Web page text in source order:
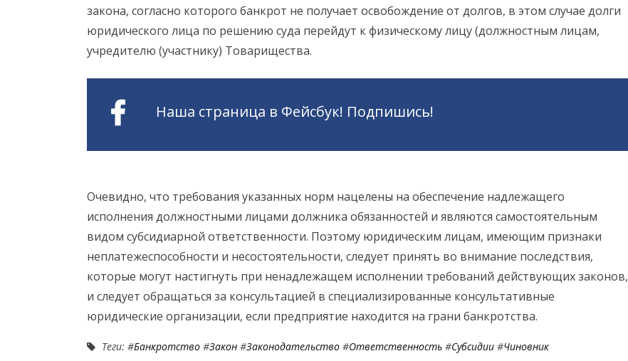
закона, согласно которого банкрот не получает освобождение от долгов, в этом случае долги
юридического лица по решению суда перейдут к физическому лицу (должностным лицам,
учредителю (участнику) Товарищества.
Наша страница в Фейсбук! Подпишись!
Очевидно, что требования указанных норм нацелены на обеспечение надлежащего
исполнения должностными лицами должника обязанностей и являются самостоятельным
видом субсидиарной ответственности. Поэтому юридическим лицам, имеющим признаки
неплатежеспособности и несостоятельности, следует принять во внимание последствия,
которые могут настигнуть при ненадлежащем исполнении требований действующих законов,
и следует обращаться за консультацией в специализированные консультативные
юридические организации, если предприятие находится на грани банкротства.
Теги: #Банкротство #Закон #Законодательство #Ответственность #Субсидии #Чиновник